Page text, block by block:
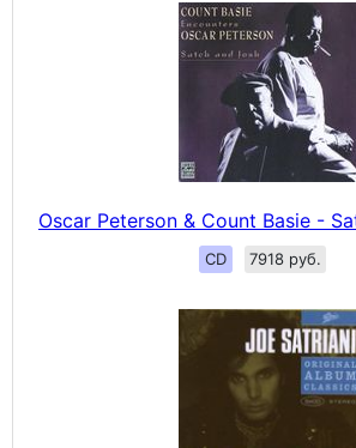
Oscar Peterson & Count Basie -
CD 7918 руб.